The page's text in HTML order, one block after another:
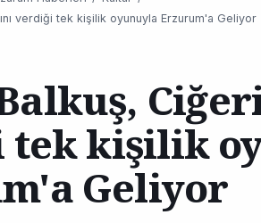
verdiği tek kişilik oyunuyla Erzurum'a Geliyor
tek kişilik
Geliyor